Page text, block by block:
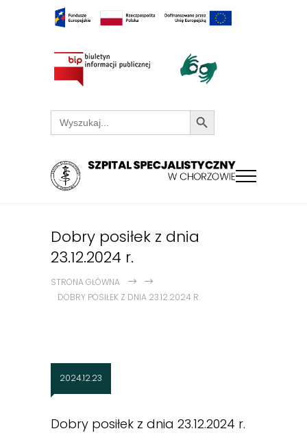
Search
for:
Search Button
Dobry posiłek z dnia
23.12.2024 r.
STRONA GŁÓWNA
DOBRY POSIŁEK Z DNIA 23.12.2024 R.
2024.12.23
Dobry posiłek z dnia 23.12.2024 r.